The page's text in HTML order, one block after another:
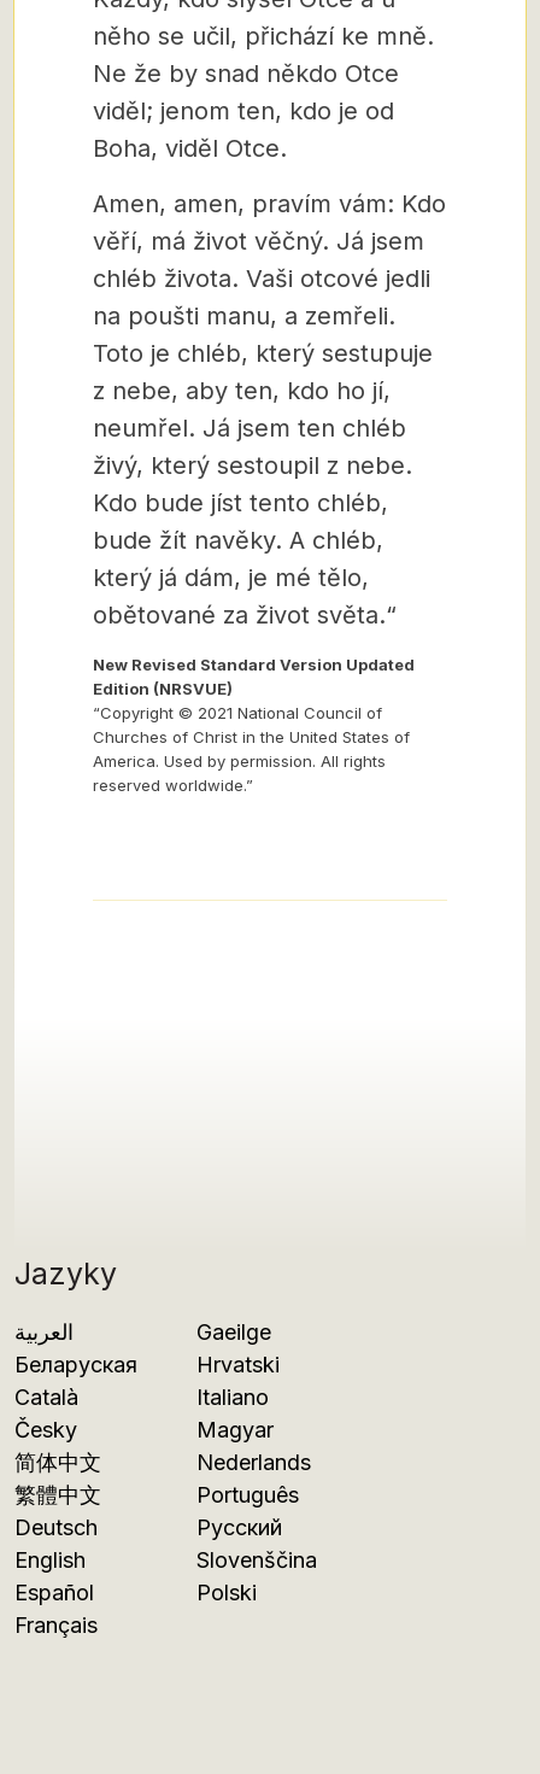
Jazyky
العربية
Беларуская
Català
Česky
简体中文
繁體中文
Deutsch
English
Español
Français
Gaeilge
Hrvatski
Italiano
Magyar
Nederlands
Português
Русский
Slovenščina
Polski
něho se učil, přichází ke mně.
Ne že by snad někdo Otce
viděl; jenom ten, kdo je od
Boha, viděl Otce.
Amen, amen, pravím vám: Kdo
věří, má život věčný. Já jsem
chléb života. Vaši otcové jedli
na poušti manu, a zemřeli.
Toto je chléb, který sestupuje
z nebe, aby ten, kdo ho jí,
neumřel. Já jsem ten chléb
živý, který sestoupil z nebe.
Kdo bude jíst tento chléb,
bude žít navěky. A chléb,
který já dám, je mé tělo,
obětované za život světa.“
New Revised Standard Version Updated
Edition (NRSVUE)
“Copyright © 2021 National Council of
Churches of Christ in the United States of
America. Used by permission. All rights
reserved worldwide.”